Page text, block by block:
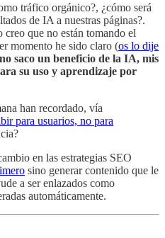
tráfico orgánico?, ¿cómo será
de IA a nuestras páginas?.
que no están tomando el
momento he sido claro (os lo dije
saco un beneficio de la IA, mis
su uso y aprendizaje por
han recordado, vía
para usuarios, no para
en las estrategias SEO
sino generar contenido que le
a ser enlazados como
automáticamente.